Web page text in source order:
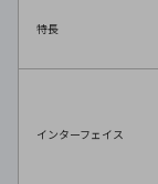
特長
インターフェイス